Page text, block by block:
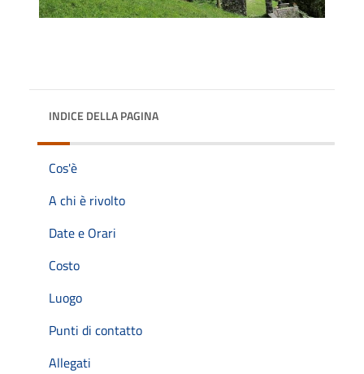
INDICE DELLA PAGINA
Cos'è
A chi è rivolto
Date e Orari
Costo
Luogo
Punti di contatto
Allegati